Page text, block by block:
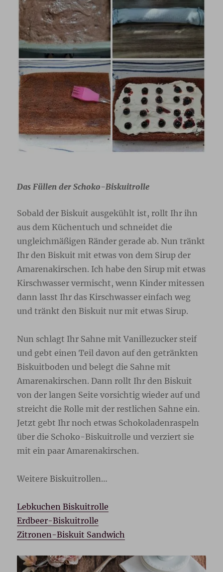
Das Füllen der Schoko-Biskuitrolle
Sobald der Biskuit ausgekühlt ist, rollt Ihr ihn
aus dem Küchentuch und schneidet die
ungleichmäßigen Ränder gerade ab. Nun tränkt
Ihr den Biskuit mit etwas von dem Sirup der
Amarenakirschen. Ich habe den Sirup mit etwas
Kirschwasser vermischt, wenn Kinder mitessen
dann lasst Ihr das Kirschwasser einfach weg
und tränkt den Biskuit nur mit etwas Sirup.
Nun schlagt Ihr Sahne mit Vanillezucker steif
und gebt einen Teil davon auf den getränkten
Biskuitboden und belegt die Sahne mit
Amarenakirschen. Dann rollt Ihr den Biskuit
von der langen Seite vorsichtig wieder auf und
streicht die Rolle mit der restlichen Sahne ein.
Jetzt gebt Ihr noch etwas Schokoladenraspeln
über die Schoko-Biskuitrolle und verziert sie
mit ein paar Amarenakirschen.
Weitere Biskuitrollen…
Lebkuchen Biskuitrolle
Erdbeer-Biskuitrolle
Zitronen-Biskuit Sandwich